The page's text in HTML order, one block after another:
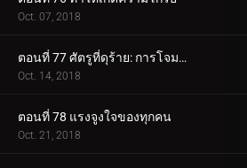
Oct. 07, 2018
ตอนที่ 77 ศัตรูที่ดุร้าย: การโจมตีอันดุร้ายของการาก้า!
Oct. 14, 2018
ตอนที่ 78 แรงจูงใจของทุกคน
Oct. 21, 2018